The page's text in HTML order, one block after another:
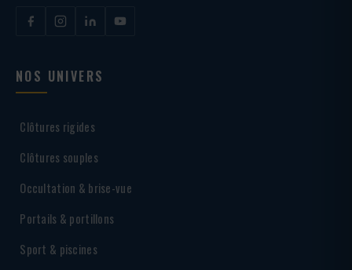
NOS UNIVERS
Clôtures rigides
Clôtures souples
Occultation & brise-vue
Portails & portillons
Sport & piscines